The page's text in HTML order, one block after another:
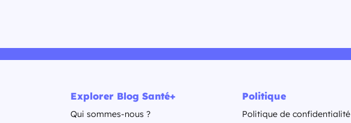
Explorer Blog Santé+
Qui sommes-nous ?
Politique
Politique de confidentialité